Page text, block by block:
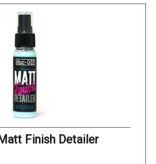
Finish Detailer